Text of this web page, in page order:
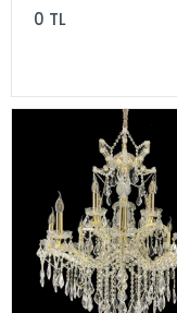
0 TL